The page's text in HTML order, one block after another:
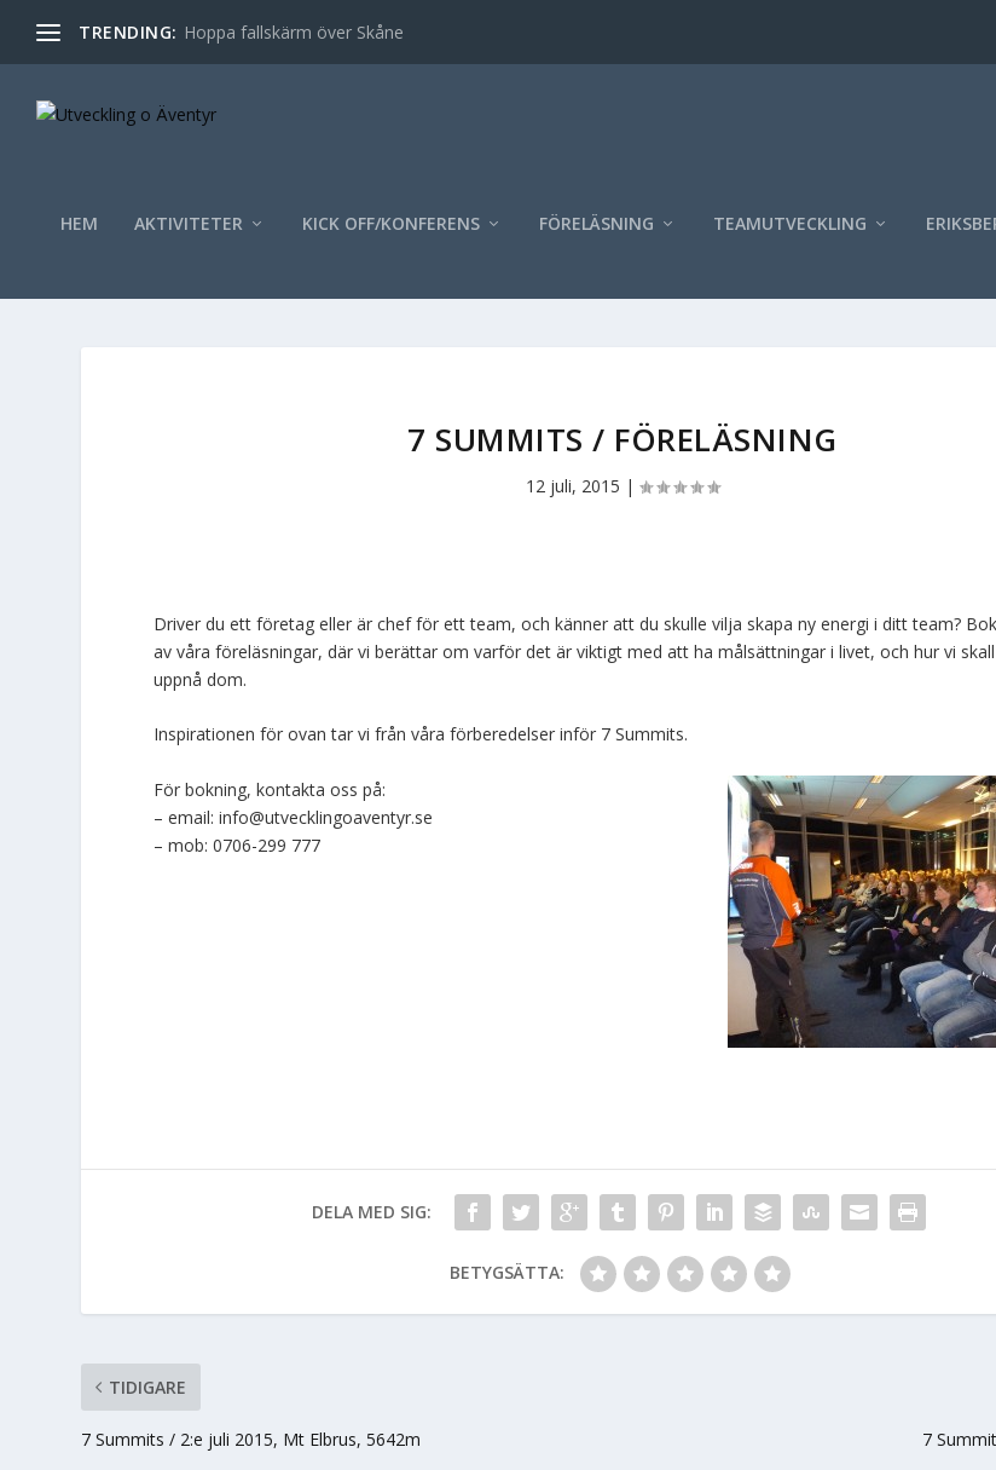
TRENDING: Hoppa fallskärm över Skåne
HEM AKTIVITETER KICK OFF/KONFERENS FÖRELÄSNING TEAMUTVECKLING
7 SUMMITS / FÖRELÄSNING
12 juli, 2015 |
Driver du ett företag eller är chef för ett team, och känner att du skulle vilja skapa ny energi i ditt team?
av våra föreläsningar, där vi berättar om varför det är viktigt med att ha målsättningar i livet, och hur vi
uppnå dom.
Inspirationen för ovan tar vi från våra förberedelser inför 7 Summits.
För bokning, kontakta oss på:
– email: info@utvecklingoaventyr.se
– mob: 0706-299 777
DELA MED SIG:
BETYGSÄTTA:
TIDIGARE
7 Summits / 2:e juli 2015, Mt Elbrus, 5642m 7